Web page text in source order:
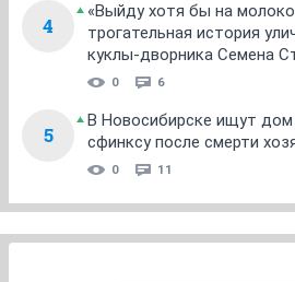
4
«Выйду хотя бы на молоко
трогательная история
куклы-дворника Семена
0 6
5
В Новосибирске ищут дом
сфинксу после смерти
0 11